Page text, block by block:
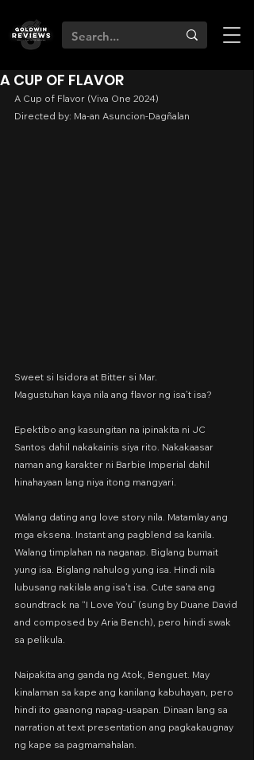
A CUP OF FLAVOR
A Cup of Flavor (Viva One 2024)
Directed by: Ma-an Asuncion-Dagñalan
Sweet si Isidora at Bitter si Mar.
Magustuhan kaya nila ang flavor ng isa’t isa?
Epektibo ang kasungitan na ipinakita ni JC
Santos dahil nakakainis siya rito. Nakakaasar
naman ang karakter ni Barbie Imperial dahil
hinahayaan lang niya itong mangyari.
Walang dating ang love story nila. Matamlay ang
mga eksena. Instant ang pagblend sa kanila.
Walang timplahan na naganap. Biglang bumait
yung isa. Biglang nahulog yung isa. Hindi nila
lubusang nakilala ang isa’t isa. Cute sana ang
soundtrack na “I Love You” (sung by Duane David
and composed by Aria Bench), pero hindi swak
sa pelikula.
Naipakita ang ganda ng Atok, Benguet. May
kinalaman sa kape ang kanilang kabuhayan, pero
hindi ito gaanong napag-usapan. Dinaan lang sa
narration at text presentation ang pagkakaugnay
ng kape sa pagmamahalan.